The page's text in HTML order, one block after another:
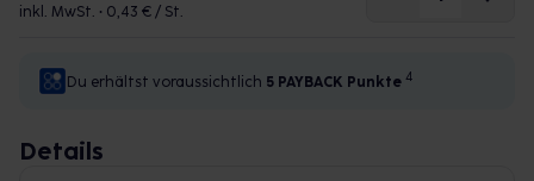
inkl. MwSt. • 0,43 € / St.
Du erhältst voraussichtlich 5 PAYBACK Punkte 4
Details